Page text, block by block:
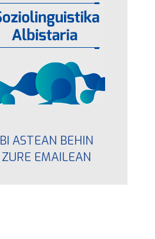
BI ASTEAN BEHIN
ZURE EMAILEAN